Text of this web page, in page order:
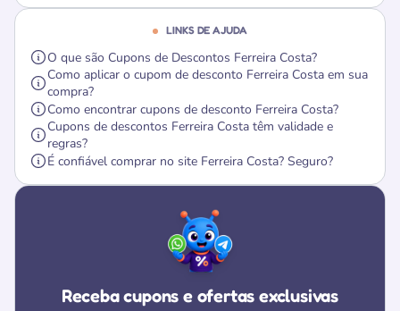
LINKS DE AJUDA
O que são Cupons de Descontos Ferreira Costa?
Como aplicar o cupom de desconto Ferreira Costa em sua
compra?
Como encontrar cupons de desconto Ferreira Costa?
Cupons de descontos Ferreira Costa têm validade e
regras?
É confiável comprar no site Ferreira Costa? Seguro?
Receba cupons e ofertas exclusivas